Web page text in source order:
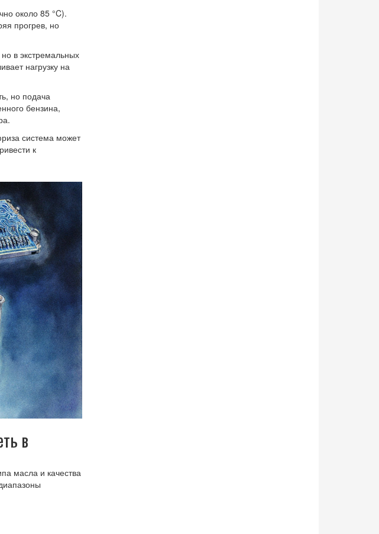
около 85 °C).
прогрев, но
в экстремальных
нагрузку на
но подача
бензина,
система может
к
в
масла и качества